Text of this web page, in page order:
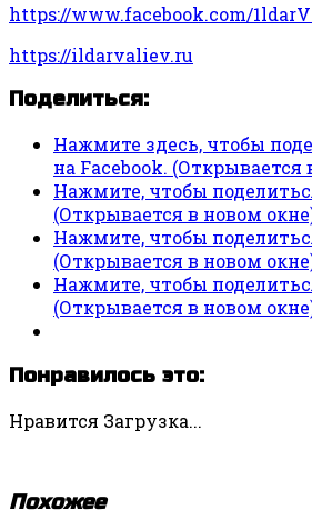
https://www.facebook.com/
https://ildarvaliev.ru
Поделиться:
Нажмите здесь, чтобы
на Facebook. (Открывается
Нажмите, чтобы
(Открывается в новом
Нажмите, чтобы
(Открывается в новом
Нажмите, чтобы
(Открывается в новом
Понравилось это:
Нравится Загрузка...
Похожее